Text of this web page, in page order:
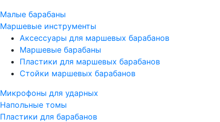
Малые барабаны
Маршевые инструменты
Аксессуары для маршевых барабанов
Маршевые барабаны
Пластики для маршевых барабанов
Стойки маршевых барабанов
Микрофоны для ударных
Напольные томы
Пластики для барабанов